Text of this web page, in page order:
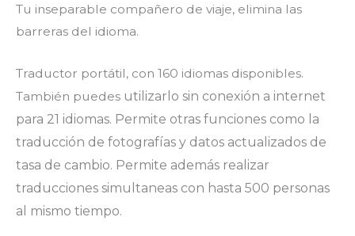
Tu inseparable compañero de viaje, elimina las
barreras del idioma.
Traductor portátil, con 160 idiomas disponibles.
También puedes utilizarlo sin conexión a internet
para 21 idiomas. Permite otras funciones como la
traducción de fotografías y datos actualizados de
tasa de cambio. Permite además realizar
traducciones simultaneas con hasta 500 personas
al mismo tiempo.